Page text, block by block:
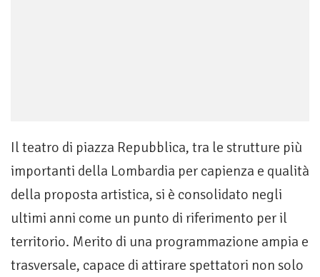
Il teatro di piazza Repubblica, tra le strutture più
importanti della Lombardia per capienza e qualità
della proposta artistica, si è consolidato negli
ultimi anni come un punto di riferimento per il
territorio. Merito di una programmazione ampia e
trasversale, capace di attirare spettatori non solo